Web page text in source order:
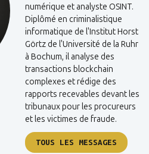
numérique et analyste OSINT.
Diplômé en criminalistique
informatique de l'Institut Horst
Görtz de l'Université de la Ruhr
à Bochum, il analyse des
transactions blockchain
complexes et rédige des
rapports recevables devant les
tribunaux pour les procureurs
et les victimes de fraude.
TOUS LES MESSAGES